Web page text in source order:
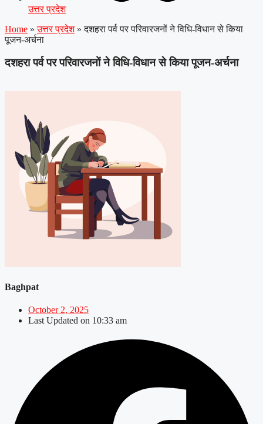
उत्तर प्रदेश
Home » उत्तर प्रदेश » दशहरा पर्व पर परिवारजनों ने विधि-विधान से किया
पूजन-अर्चना
दशहरा पर्व पर परिवारजनों ने विधि-विधान से किया पूजन-अर्चना
Baghpat
October 2, 2025
Last Updated on 10:33 am